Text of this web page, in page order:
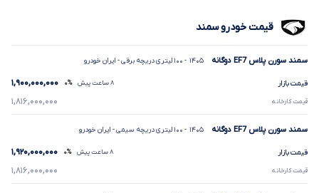
قیمت خودرو سمند
سمند سورن پلاسEF7 دوگانه ۱۴۰۵ - ۱۰۰ لیتری دریچه برقی - ایران خودرو
قیمت بازار ۸ ساعت پیش ۰% ۱,۹۰۰,۰۰۰,۰۰۰
قیمت کارخانه ۱,۸۱۶,۰۰۰,۰۰۰
سمند سورن پلاسEF7 دوگانه ۱۴۰۵ - ۱۰۰ لیتری دریچه سیمی - ایران خودرو
قیمت بازار ۸ ساعت پیش ۰% ۱,۹۲۰,۰۰۰,۰۰۰
قیمت کارخانه ۱,۸۱۶,۰۰۰,۰۰۰